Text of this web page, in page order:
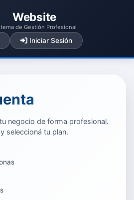
Website
de Gestión Profesional
Iniciar Sesión
negocio de forma profesional.
seleccioná tu plan.